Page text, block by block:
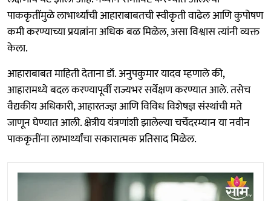
पाककृतींमुळे लाभार्थ्यांची आहाराबाबतची स्वीकृती वाढेल आणि कुपोषण
कमी करण्याच्या प्रयत्नांना अधिक बळ मिळेल, असा विश्वास त्यांनी व्यक्त
केला.
आहाराबाबत माहिती देताना डॉ. अनुपकुमार यादव म्हणाले की,
आहारामध्ये बदल करण्यापूर्वी राज्यभर सर्वेक्षण करण्यात आले. तसेच
वैद्यकीय अधिकारी, आहारतज्ज्ञ आणि विविध विशेषज्ञ संस्थांची मते
जाणून घेण्यात आली. क्षेत्रीय यंत्रणांशी झालेल्या चर्चेदरम्यान या नवीन
पाककृतींना लाभार्थ्यांचा सकारात्मक प्रतिसाद मिळेल.